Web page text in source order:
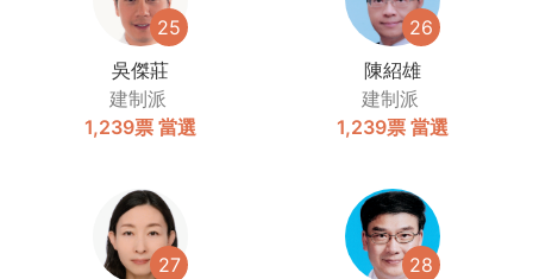
25
吳傑莊
建制派
1,239票 當選
26
陳紹雄
建制派
1,239票 當選
27
28